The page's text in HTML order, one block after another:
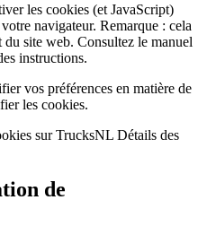
les cookies (et JavaScript)
navigateur. Remarque : cela
site web. Consultez le manuel
instructions.
vos préférences en matière de
les cookies.
sur TrucksNL Détails des
de